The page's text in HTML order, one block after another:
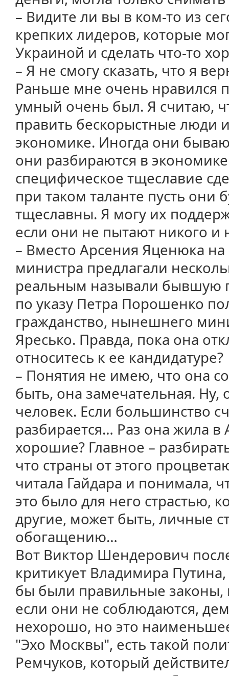
– Видите ли вы в ком-то из
крепких лидеров, которые
Украиной и сделать что-то
– Я не смогу сказать, что я
Раньше мне очень нравился
умный очень был. Я считаю,
править бескорыстные люди
экономике. Иногда они
они разбираются в
специфическое тщеславие
при таком таланте пусть они
тщеславны. Я могу их
если они не пытают никого и
– Вместо Арсения Яценюка
министра предлагали
реальным называли бывшую
по указу Петра Порошенко
гражданство, нынешнего
Яресько. Правда, пока она
относитесь к ее кандидатуре?
– Понятия не имею, что она
быть, она замечательная.
человек. Если большинство
разбирается… Раз она жила в
хорошие? Главное –
что страны от этого
читала Гайдара и понимала,
это было для него страстью,
другие, может быть, личные
обогащению…
Вот Виктор Шендерович
критикует Владимира
бы были правильные законы,
если они не соблюдаются,
нехорошо, но это
"Эхо Москвы", есть такой
Ремчуков, который